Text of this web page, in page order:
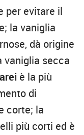
per evitare il
la vaniglia
dà origine
vaniglia secca
è la più
di
corte; la
più corti ed è